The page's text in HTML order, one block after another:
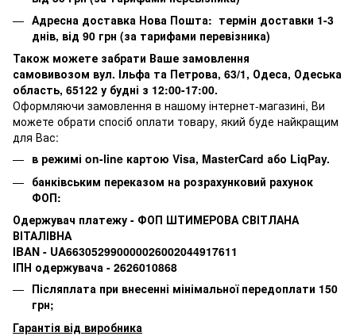
Адресна доставка Нова Пошта: термін доставки 1-3
днів, від 90 грн (за тарифами перевізника)
Також можете забрати Ваше замовлення
самовивозом вул. Ільфа та Петрова, 63/1, Одеса, Одеська
область, 65122 у будні з 12:00-17:00.
Оформляючи замовлення в нашому інтернет-магазині, Ви
можете обрати спосіб оплати товару, який буде найкращим
для Вас:
в режимі on-line картою Visa, MasterCard або LiqPay.
банківським переказом на розрахунковий рахунок
ФОП:
Одержувач платежу - ФОП ШТИМЕРОВА СВІТЛАНА
ВІТАЛІВНА
IBAN - UA663052990000026002044917611
ІПН одержувача - 2626010868
Післяплата при внесенні мінімальної передоплати 150
грн;
Гарантія від виробника